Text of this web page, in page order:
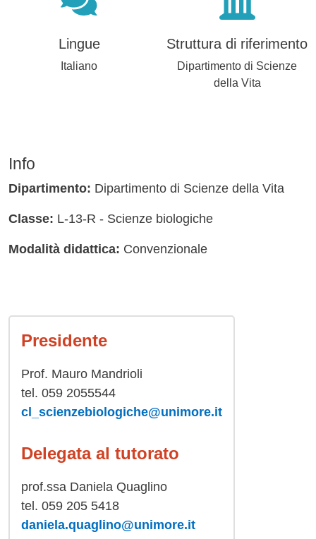
Lingue
Italiano
Struttura di riferimento
Dipartimento di Scienze
della Vita
Info
Dipartimento: Dipartimento di Scienze della Vita
Classe: L-13-R - Scienze biologiche
Modalità didattica: Convenzionale
Presidente
Prof. Mauro Mandrioli
tel. 059 2055544
cl_scienzebiologiche@unimore.it
Delegata al tutorato
prof.ssa Daniela Quaglino
tel. 059 205 5418
daniela.quaglino@unimore.it